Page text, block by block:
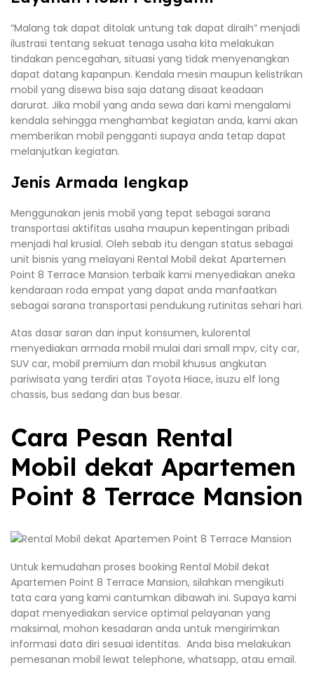
“Malang tak dapat ditolak untung tak dapat diraih” menjadi
ilustrasi tentang sekuat tenaga usaha kita melakukan
tindakan pencegahan, situasi yang tidak menyenangkan
dapat datang kapanpun. Kendala mesin maupun kelistrikan
mobil yang disewa bisa saja datang disaat keadaan
darurat. Jika mobil yang anda sewa dari kami mengalami
kendala sehingga menghambat kegiatan anda, kami akan
memberikan mobil pengganti supaya anda tetap dapat
melanjutkan kegiatan.
Jenis Armada lengkap
Menggunakan jenis mobil yang tepat sebagai sarana
transportasi aktifitas usaha maupun kepentingan pribadi
menjadi hal krusial. Oleh sebab itu dengan status sebagai
unit bisnis yang melayani Rental Mobil dekat Apartemen
Point 8 Terrace Mansion terbaik kami menyediakan aneka
kendaraan roda empat yang dapat anda manfaatkan
sebagai sarana transportasi pendukung rutinitas sehari hari.
Atas dasar saran dan input konsumen, kulorental
menyediakan armada mobil mulai dari small mpv, city car,
SUV car, mobil premium dan mobil khusus angkutan
pariwisata yang terdiri atas Toyota Hiace, isuzu elf long
chassis, bus sedang dan bus besar.
Cara Pesan Rental
Mobil dekat Apartemen
Point 8 Terrace Mansion
Untuk kemudahan proses booking Rental Mobil dekat
Apartemen Point 8 Terrace Mansion, silahkan mengikuti
tata cara yang kami cantumkan dibawah ini. Supaya kami
dapat menyediakan service optimal pelayanan yang
maksimal, mohon kesadaran anda untuk mengirimkan
informasi data diri sesuai identitas. Anda bisa melakukan
pemesanan mobil lewat telephone, whatsapp, atau email.